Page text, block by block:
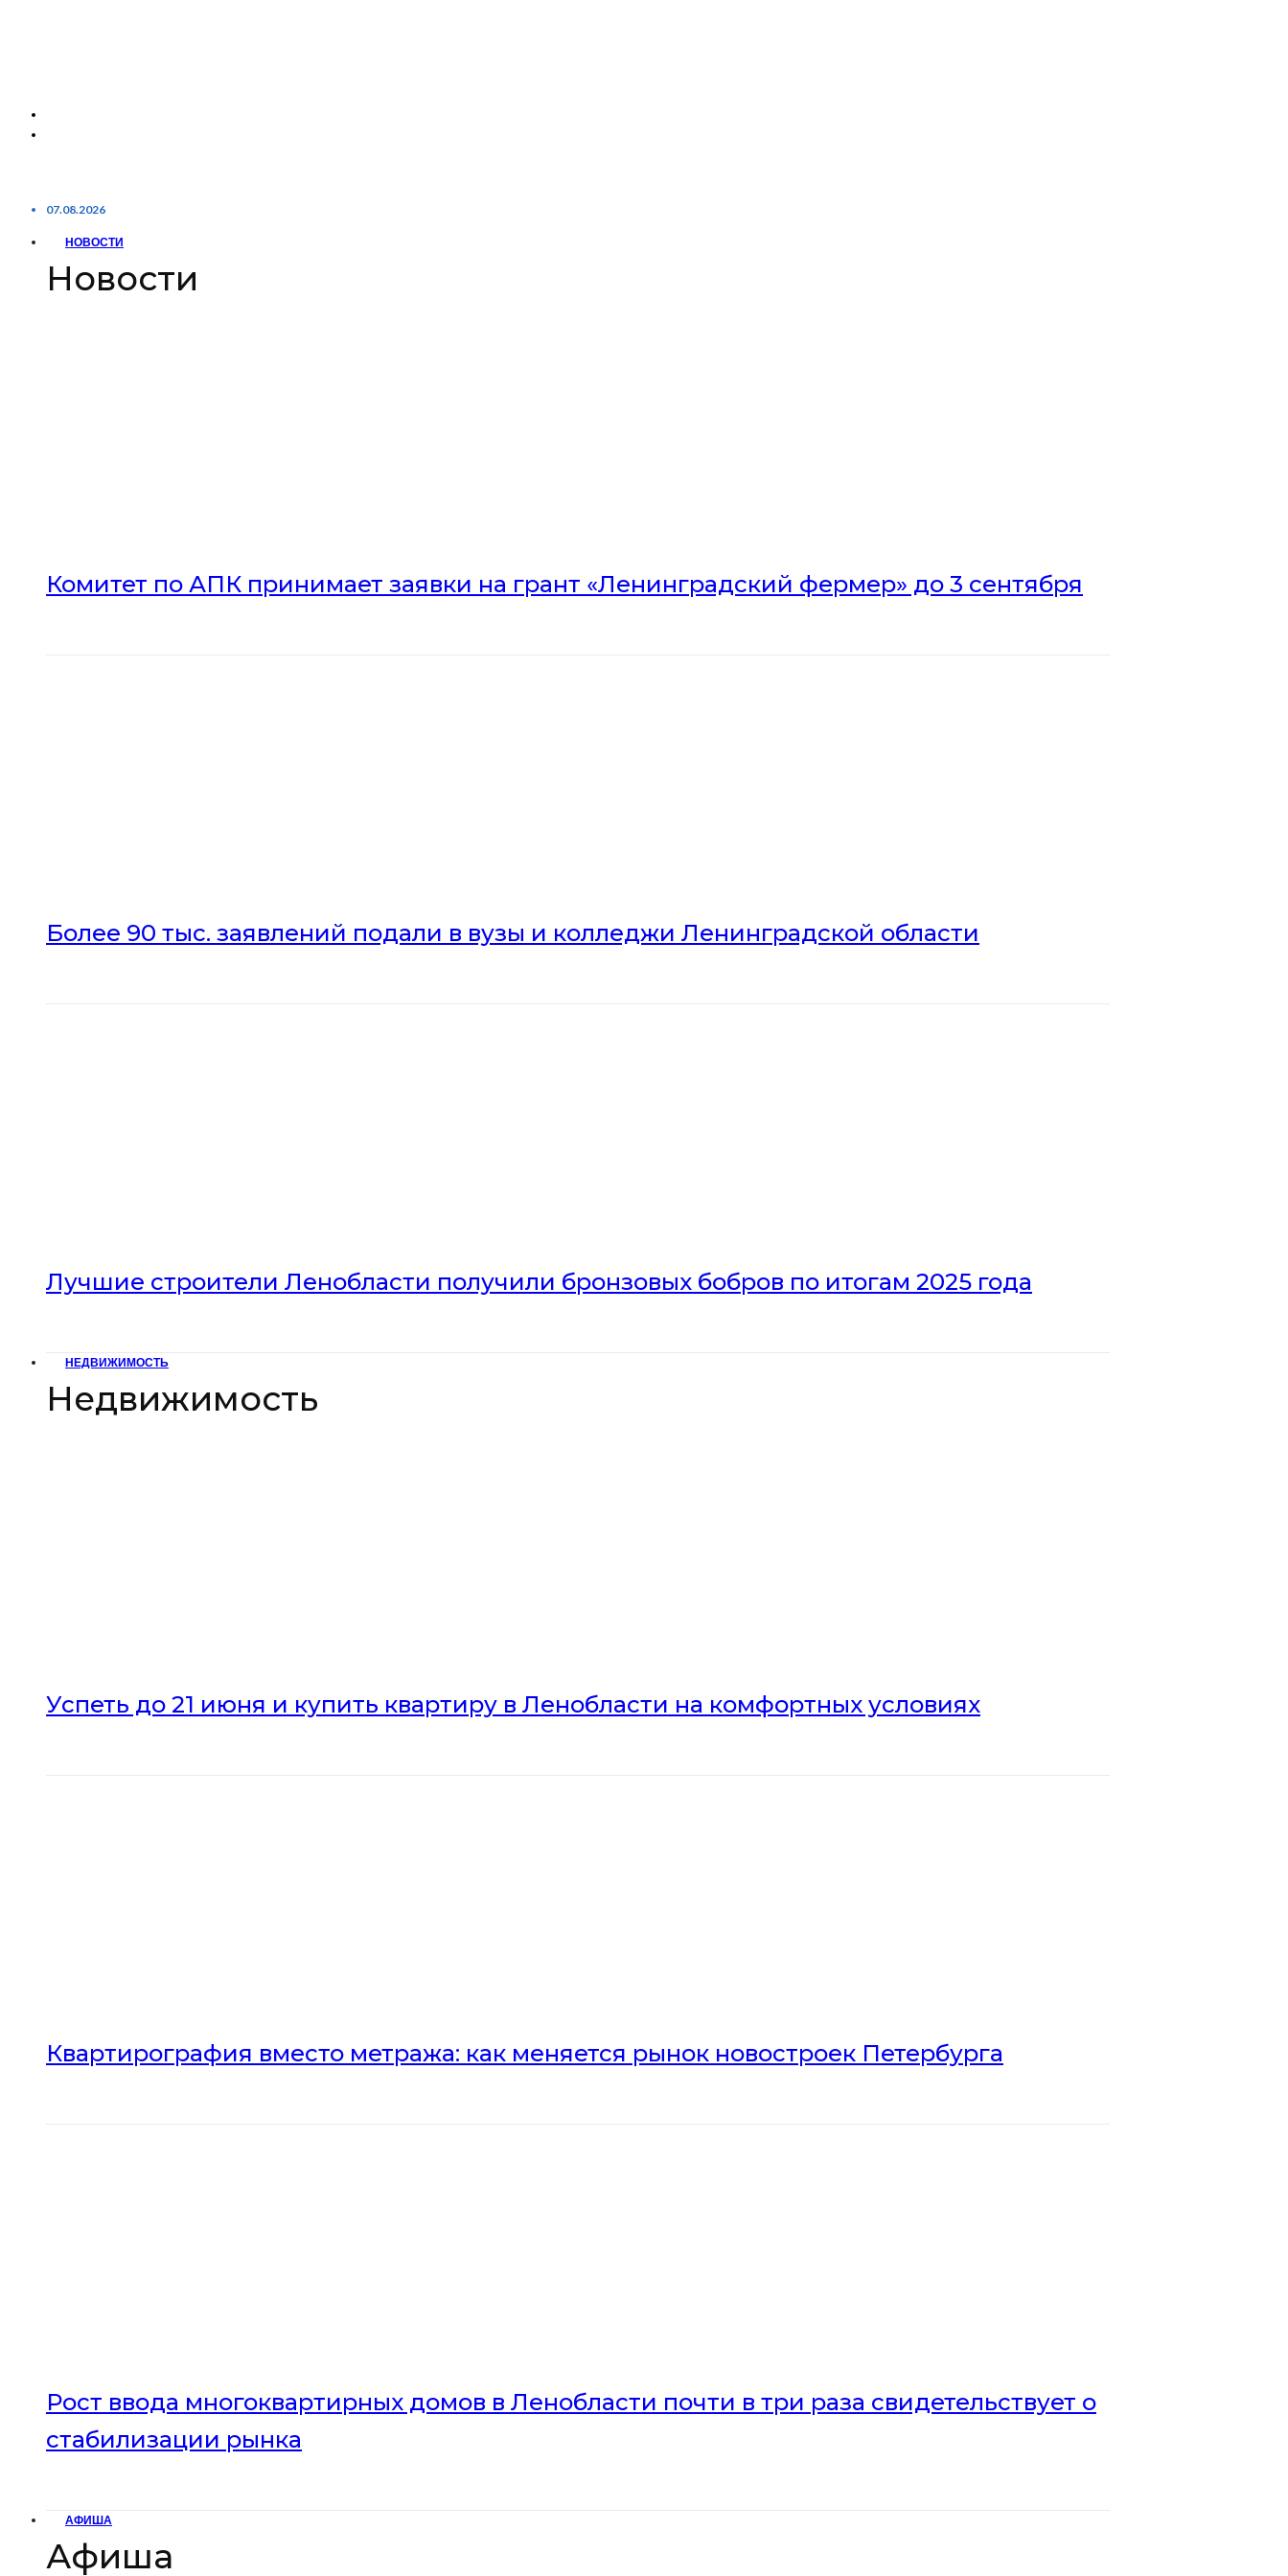
07.08.2026
НОВОСТИ
Новости
Комитет по АПК принимает заявки на грант «Ленинградский фермер» до 3 сентября
Более 90 тыс. заявлений подали в вузы и колледжи Ленинградской области
Лучшие строители Ленобласти получили бронзовых бобров по итогам 2025 года
НЕДВИЖИМОСТЬ
Недвижимость
Успеть до 21 июня и купить квартиру в Ленобласти на комфортных условиях
Квартирография вместо метража: как меняется рынок новостроек Петербурга
Рост ввода многоквартирных домов в Ленобласти почти в три раза свидетельствует о
стабилизации рынка
АФИША
Афиша